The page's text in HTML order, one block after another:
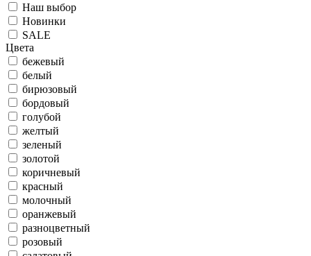
Наш выбор
Новинки
SALE
Цвета
бежевый
белый
бирюзовый
бордовый
голубой
желтый
зеленый
золотой
коричневый
красный
молочный
оранжевый
разноцветный
розовый